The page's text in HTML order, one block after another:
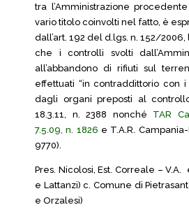
tra l’Amministrazione
vario titolo coinvolti nel fatto, è
dall’art. 192 del d.lgs. n. 152/
che i controlli svolti
all’abbandono di rifiuti sul
effettuati “in contraddittorio con i
dagli organi preposti al
18.3.11, n. 2388 nonché TAR
7.5.09, n. 1826 e T.A.R.
9770).
Pres. Nicolosi, Est. Correale –
e Lattanzi) c. Comune di
e Orzalesi)